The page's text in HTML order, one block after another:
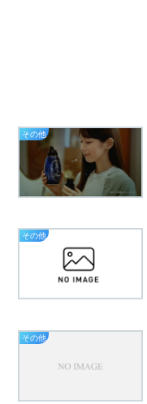
その他
その他
その他